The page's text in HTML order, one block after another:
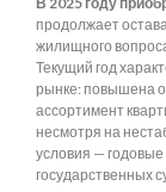
продолжает
жилищного
Текущий год
рынке: повышена
ассортимент
несмотря на
условия —
государственных